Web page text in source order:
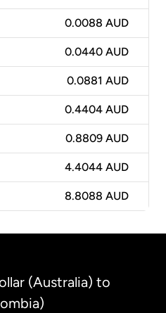
0.0088 AUD
0.0440 AUD
0.0881 AUD
0.4404 AUD
0.8809 AUD
4.4044 AUD
8.8088 AUD
(Australia) to